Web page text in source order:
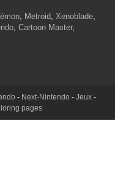
, Metroid, Xenoblade,
, Cartoon Master,
- Next-Nintendo - Jeux-
pages